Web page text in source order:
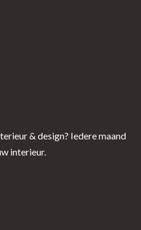
& design? Iedere maand
interieur.